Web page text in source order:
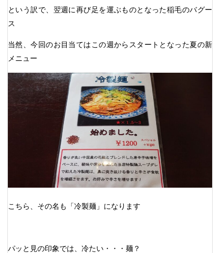
という訳で、翌週に再び足を運ぶものとなった稲毛のバグー
ス
当然、今回のお目当てはこの週からスタートとなった夏の新
メニュー
こちら、その名も「冷製麺」になります
パッと見の印象では、冷たい・・・麺？